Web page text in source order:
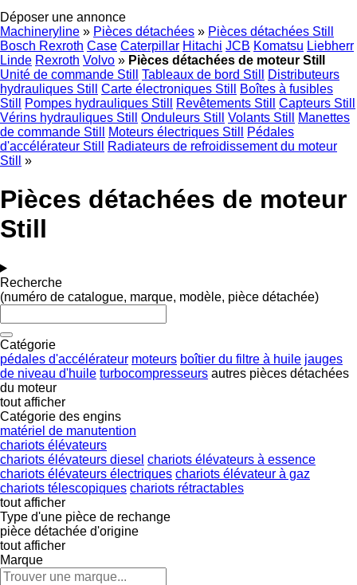
Déposer une annonce
Machineryline » Pièces détachées » Pièces détachées Still
Bosch Rexroth Case Caterpillar Hitachi JCB Komatsu Liebherr
Linde Rexroth Volvo » Pièces détachées de moteur Still
Unité de commande Still
Tableaux de bord Still
Distributeurs
hydrauliques Still
Carte électroniques Still
Boîtes à fusibles
Still
Pompes hydrauliques Still Revêtements Still
Capteurs Still
Vérins hydrauliques Still
Onduleurs Still Volants Still
Manettes
de commande Still
Moteurs électriques Still
Pédales
d'accélérateur Still
Radiateurs de refroidissement du moteur
Still
»
Pièces détachées de moteur
Still
Recherche
(numéro de catalogue, marque, modèle, pièce détachée)
Catégorie
pédales d'accélérateur moteurs boîtier du filtre à huile jauges
de niveau d'huile turbocompresseurs autres pièces détachées
du moteur
tout afficher
Catégorie des engins
matériel de manutention
chariots élévateurs
chariots élévateurs diesel chariots élévateurs à essence
chariots élévateurs électriques chariots élévateur à gaz
chariots télescopiques chariots rétractables
tout afficher
Type d'une pièce de rechange
pièce détachée d'origine
tout afficher
Marque